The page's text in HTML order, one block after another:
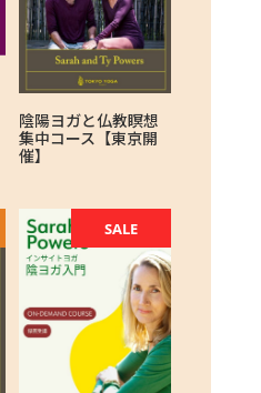
陰陽ヨガと仏教瞑想
集中コース【東京開
催】
SALE